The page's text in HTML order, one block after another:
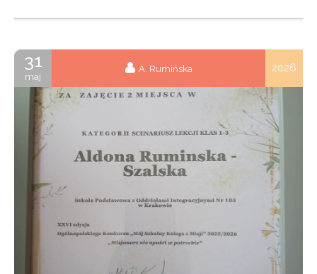
31
maj
A. Rumińska 2026